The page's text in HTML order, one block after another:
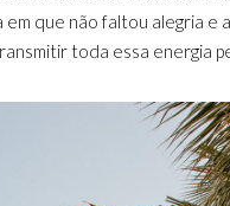
que não faltou alegria e
toda essa energia